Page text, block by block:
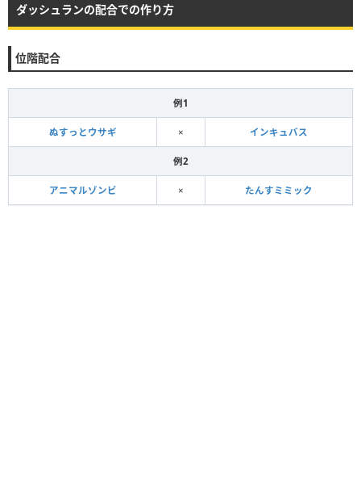
ダッシュランの配合での作り方
位階配合
例1
ぬすっとウサギ × インキュバス
例2
アニマルゾンビ × たんすミミック